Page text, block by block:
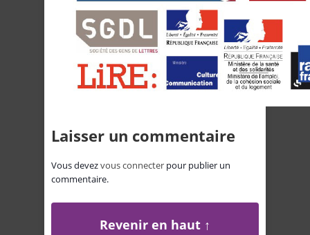
Laisser un commentaire
Vous devezvous connecter pour publier un
commentaire.
Revenir en haut ↑